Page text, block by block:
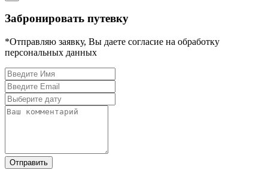
Забронировать путевку
*Отправляю заявку, Вы даете согласие на обработку
персональных данных
Отправить